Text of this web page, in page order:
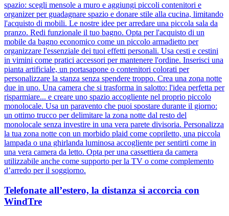
spazio: scegli mensole a muro e aggiungi piccoli contenitori e
organizer per guadagnare spazio e donare stile alla cucina, limitando
l'acquisto di mobili. Le nostre idee per arredare una piccola sala da
pranzo. Redi funzionale il tuo bagno. Opta per l'acquisto di un
mobile da bagno economico come un piccolo armadietto per
organizzare l'essenziale dei tuoi effetti personali. Usa cesti e cestini
in vimini come pratici accessori per mantenere l'ordine. Inserisci una
pianta artificiale, un portasapone o contenitori colorati per
personalizzare la stanza senza spendere troppo. Crea una zona notte
due in uno. Una camera che si trasforma in salotto: l'idea perfetta per
risparmiare... e creare uno spazio accogliente nel proprio piccolo
monolocale. Usa un paravento che puoi spostare durante il giorno:
un ottimo trucco per delimitare la zona notte dal resto del
monolocale senza investire in una vera parete divisoria. Personalizza
la tua zona notte con un morbido plaid come copriletto, una piccola
lampada o una ghirlanda luminosa accogliente per sentirti come in
una vera camera da letto. Opta per una cassettiera da camera
utilizzabile anche come supporto per la TV o come complemento
d’arredo per il soggiorno.
Telefonate all’estero, la distanza si accorcia con
WindTre